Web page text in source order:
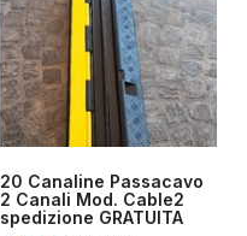
20 Canaline Passacavo
2 Canali Mod. Cable2
spedizione GRATUITA